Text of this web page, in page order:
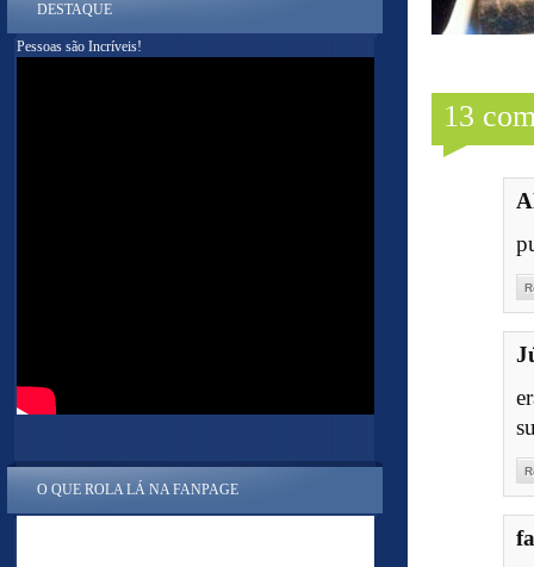
13
DESTAQUE
Pessoas são Incríveis!
O QUE ROLA LÁ NA FANPAGE